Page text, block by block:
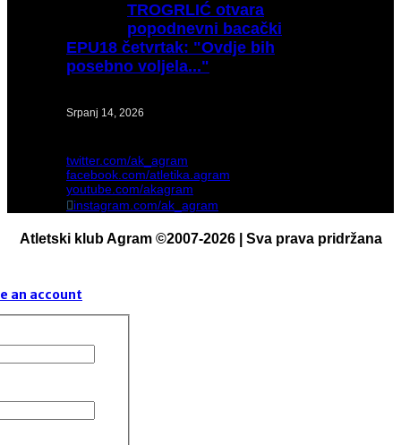
TROGRLIĆ otvara
popodnevni bacački
EPU18 četvrtak: "Ovdje bih
posebno voljela..."
Srpanj 14, 2026
twitter.com/ak_agram
facebook.com/atletika.agram
youtube.com/akagram
instagram.com/ak_agram
Atletski klub Agram ©2007-2026 | Sva prava pridržana
an account